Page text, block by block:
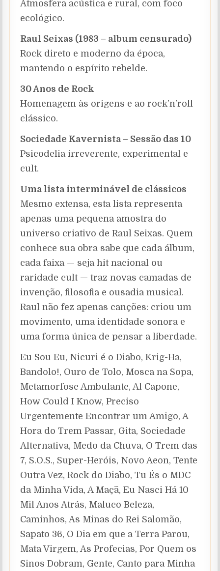
Atmosfera acústica e rural, com foco
ecológico.
Raul Seixas (1983 – album censurado)
Rock direto e moderno da época,
mantendo o espírito rebelde.
30 Anos de Rock
Homenagem às origens e ao rock’n’roll
clássico.
Sociedade Kavernista – Sessão das 10
Psicodelia irreverente, experimental e
cult.
Uma lista interminável de clássicos
Mesmo extensa, esta lista representa
apenas uma pequena amostra do
universo criativo de Raul Seixas. Quem
conhece sua obra sabe que cada álbum,
cada faixa — seja hit nacional ou
raridade cult — traz novas camadas de
invenção, filosofia e ousadia musical.
Raul não fez apenas canções: criou um
movimento, uma identidade sonora e
uma forma única de pensar a liberdade.
Eu Sou Eu, Nicuri é o Diabo, Krig-Ha,
Bandolo!, Ouro de Tolo, Mosca na Sopa,
Metamorfose Ambulante, Al Capone,
How Could I Know, Preciso
Urgentemente Encontrar um Amigo, A
Hora do Trem Passar, Gita, Sociedade
Alternativa, Medo da Chuva, O Trem das
7, S.O.S., Super-Heróis, Novo Aeon, Tente
Outra Vez, Rock do Diabo, Tu És o MDC
da Minha Vida, A Maçã, Eu Nasci Há 10
Mil Anos Atrás, Maluco Beleza,
Caminhos, As Minas do Rei Salomão,
Sapato 36, O Dia em que a Terra Parou,
Mata Virgem, As Profecias, Por Quem os
Sinos Dobram, Gente, Canto para Minha